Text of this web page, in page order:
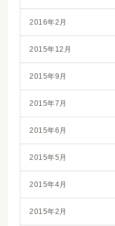
2016年2月
2015年12月
2015年9月
2015年7月
2015年6月
2015年5月
2015年4月
2015年2月